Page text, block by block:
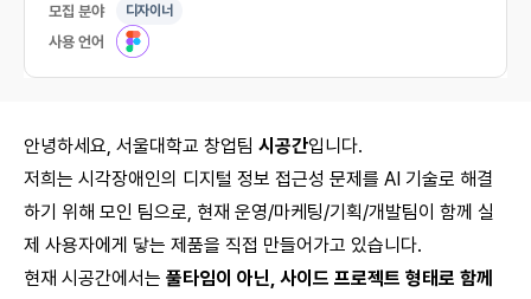
모집 분야 디자이너
사용 언어
안녕하세요, 서울대학교 창업팀 시공간입니다.
저희는 시각장애인의 디지털 정보 접근성 문제를 AI 기술로 해결
하기 위해 모인 팀으로, 현재 운영/마케팅/기획/개발팀이 함께 실
제 사용자에게 닿는 제품을 직접 만들어가고 있습니다.
현재 시공간에서는 풀타임이 아닌, 사이드 프로젝트 형태로 함께